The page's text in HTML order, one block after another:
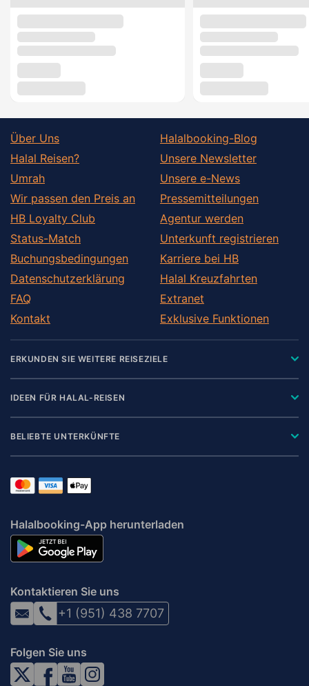
Über Uns
Halal Reisen?
Umrah
Wir passen den Preis an
HB Loyalty Club
Status-Match
Buchungsbedingungen
Datenschutzerklärung
FAQ
Kontakt
Halalbooking-Blog
Unsere Newsletter
Unsere e-News
Pressemitteilungen
Agentur werden
Unterkunft registrieren
Karriere bei HB
Halal Kreuzfahrten
Extranet
Exklusive Funktionen
ERKUNDEN SIE WEITERE REISEZIELE
IDEEN FÜR HALAL-REISEN
BELIEBTE UNTERKÜNFTE
Halalbooking-App herunterladen
Kontaktieren Sie uns
+1 (951) 438 7707
Folgen Sie uns